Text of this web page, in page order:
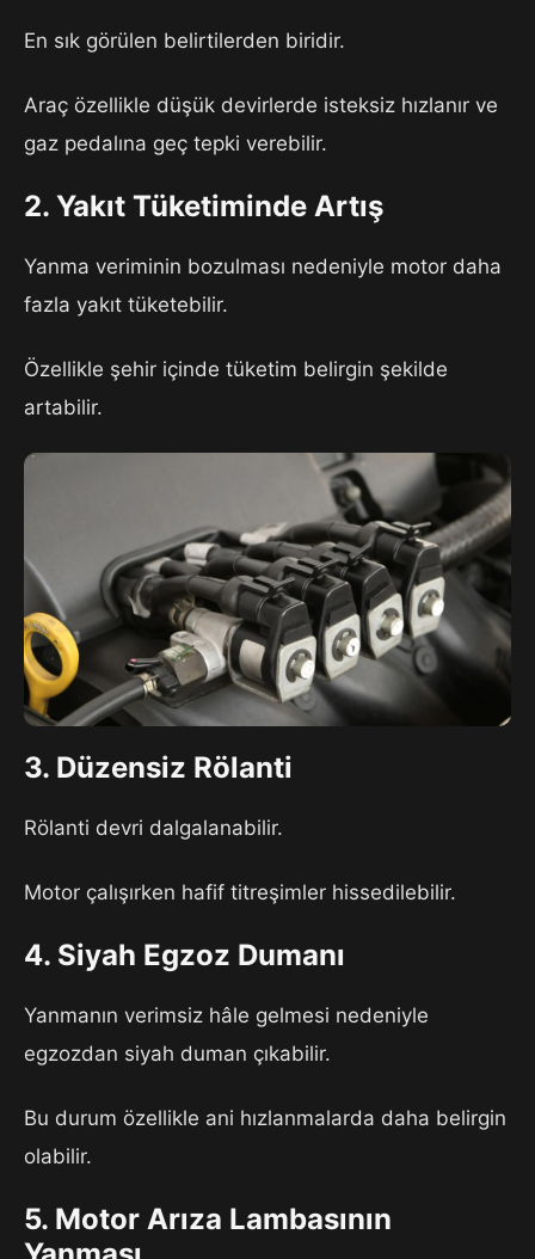
En sık görülen belirtilerden biridir.
Araç özellikle düşük devirlerde isteksiz hızlanır ve
gaz pedalına geç tepki verebilir.
2. Yakıt Tüketiminde Artış
Yanma veriminin bozulması nedeniyle motor daha
fazla yakıt tüketebilir.
Özellikle şehir içinde tüketim belirgin şekilde
artabilir.
3. Düzensiz Rölanti
Rölanti devri dalgalanabilir.
Motor çalışırken hafif titreşimler hissedilebilir.
4. Siyah Egzoz Dumanı
Yanmanın verimsiz hâle gelmesi nedeniyle
egzozdan siyah duman çıkabilir.
Bu durum özellikle ani hızlanmalarda daha belirgin
olabilir.
5. Motor Arıza Lambasının